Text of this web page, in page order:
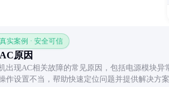
真实案例 · 安全可信
原因
出现AC相关故障的常见原因，包括电源模块异
作设置不当，帮助快速定位问题并提供解决方案